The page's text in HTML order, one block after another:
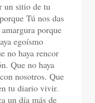
un sitio de tu
Tú nos das
porque
egoísmo
no haya rencor
Que no haya
nosotros. Que
tu diario vivir.
un día más de